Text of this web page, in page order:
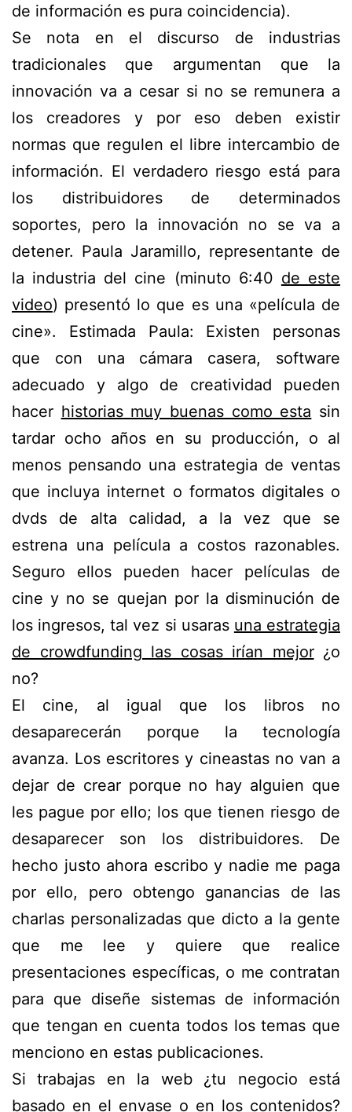
de información es pura coincidencia).
Se nota en el discurso de industrias
tradicionales que argumentan que la
innovación va a cesar si no se remunera a
los creadores y por eso deben existir
normas que regulen el libre intercambio de
información. El verdadero riesgo está para
los distribuidores de determinados
soportes, pero la innovación no se va a
detener. Paula Jaramillo, representante de
la industria del cine (minuto 6:40 de este
video) presentó lo que es una «película de
cine». Estimada Paula: Existen personas
que con una cámara casera, software
adecuado y algo de creatividad pueden
hacer historias muy buenas como esta sin
tardar ocho años en su producción, o al
menos pensando una estrategia de ventas
que incluya internet o formatos digitales o
dvds de alta calidad, a la vez que se
estrena una película a costos razonables.
Seguro ellos pueden hacer películas de
cine y no se quejan por la disminución de
los ingresos, tal vez si usaras una estrategia
de crowdfunding las cosas irían mejor¿o
no?
El cine, al igual que los libros no
desaparecerán porque la tecnología
avanza. Los escritores y cineastas no van a
dejar de crear porque no hay alguien que
les pague por ello; los que tienen riesgo de
desaparecer son los distribuidores. De
hecho justo ahora escribo y nadie me paga
por ello, pero obtengo ganancias de las
charlas personalizadas que dicto a la gente
que me lee y quiere que realice
presentaciones específicas, o me contratan
para que diseñe sistemas de información
que tengan en cuenta todos los temas que
menciono en estas publicaciones.
Si trabajas en la web ¿tu negocio está
basado en el envase o en los contenidos?